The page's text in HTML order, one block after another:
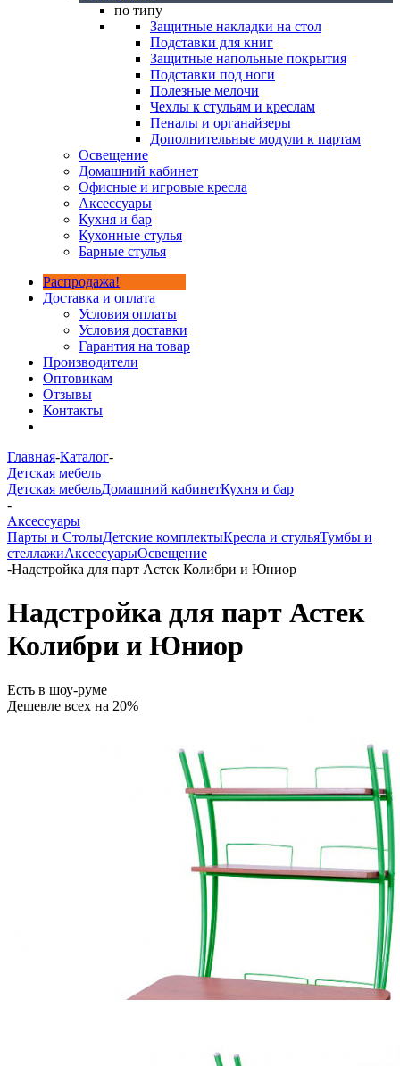
по типу
Защитные накладки на стол
Подставки для книг
Защитные напольные покрытия
Подставки под ноги
Полезные мелочи
Чехлы к стульям и креслам
Пеналы и органайзеры
Дополнительные модули к партам
Освещение
Домашний кабинет
Офисные и игровые кресла
Аксессуары
Кухня и бар
Кухонные стулья
Барные стулья
Распродажа!
Доставка и оплата
Условия оплаты
Условия доставки
Гарантия на товар
Производители
Оптовикам
Отзывы
Контакты
Главная-Каталог-
Детская мебель
Детская мебельДомашний кабинетКухня и бар
-
Аксессуары
Парты и СтолыДетские комплектыКресла и стульяТумбы и
стеллажиАксессуарыОсвещение
-Надстройка для парт Астек Колибри и Юниор
Надстройка для парт Астек
Колибри и Юниор
Есть в шоу-руме
Дешевле всех на 20%